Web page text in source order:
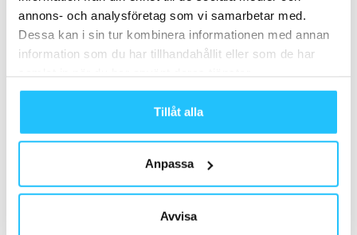
annons- och analysföretag som vi samarbetar med.
Dessa kan i sin tur kombinera informationen med annan
information som du har tillhandahållit eller som de har
Tillåt alla
Anpassa
Avvisa
2018-08-21
Tre idéer för att öka försäljningen på
2026-02-20
Var med och digitalisera träningsbranschen
2021-05-06
Kärlek, svett och tårar – Ny svettig